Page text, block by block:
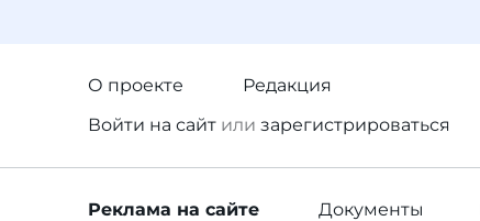
О проекте
Редакция
Войти на сайт или зарегистрироваться
Реклама на сайте Документы